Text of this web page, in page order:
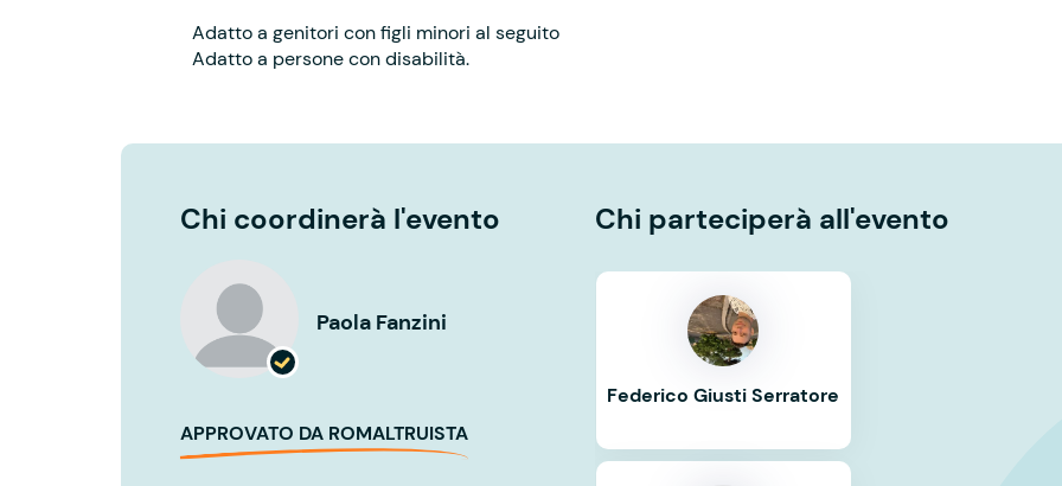
Adatto a genitori con figli minori al seguito
Adatto a persone con disabilità.
Chi coordinerà l'evento
Paola Fanzini
APPROVATO DA ROMALTRUISTA
Chi parteciperà all'evento
Federico Giusti Serratore